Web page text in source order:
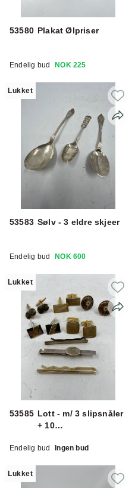
53580 Plakat Ølpriser
Endelig bud NOK 225
Lukket
53583 Sølv - 3 eldre skjeer
Endelig bud NOK 600
Lukket
53585 Lott - m/ 3 slipsnåler
+ 10
Endelig bud Ingen bud
Lukket